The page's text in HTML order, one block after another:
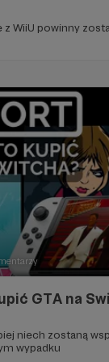
z WiiU powinny
GTA na
niech zostaną
wypadku